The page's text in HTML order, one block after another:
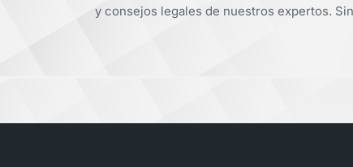
y consejos legales de nuestros expertos.